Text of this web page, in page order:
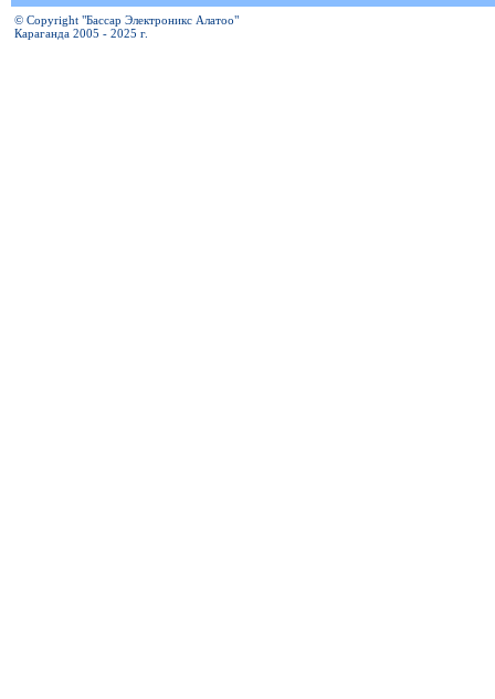
© Copyright "Бассар Электроникс Алатоо"
Караганда 2005 - 2025 г.